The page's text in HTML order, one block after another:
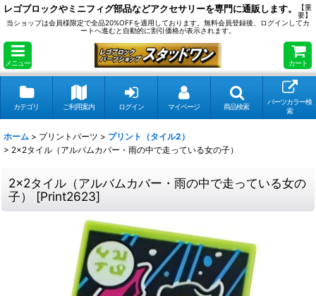
レゴブロックやミニフィグ部品などアクセサリーを専門に通販します。
【重
要】
当ショップは会員様限定で全品20%OFFを適用しております。無料会員登録後、ログインしてカ
ートへ進むと自動的に割引価格が表示されます。
メニュー カート
カテゴリ ご利用案内 ログイン マイページ 商品検索
パーツカラー検
索
ホーム > プリントパーツ > プリント（タイル2）
> 2x2タイル（アルバムカバー・雨の中で走っている女の子）
2x2タイル（アルバムカバー・雨の中で走っている女の
子）
[Print2623]